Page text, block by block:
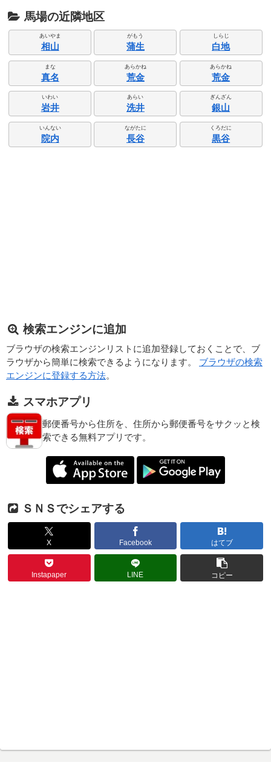
馬場の近隣地区
あいやま
相山
がもう
蒲生
しらじ
白地
まな
真名
あらかね
荒金
あらかね
荒金
いわい
岩井
あらい
洗井
ぎんざん
銀山
いんない
院内
ながたに
長谷
くろだに
黒谷
検索エンジンに追加
ブラウザの検索エンジンリストに追加登録しておくことで、ブ
ラウザから簡単に検索できるようになります。 ブラウザの検索
エンジンに登録する方法。
スマホアプリ
郵便番号から住所を、住所から郵便番号をサクッと検
索できる無料アプリです。
ＳＮＳでシェアする
X Facebook はてブ
Instapaper LINE コピー